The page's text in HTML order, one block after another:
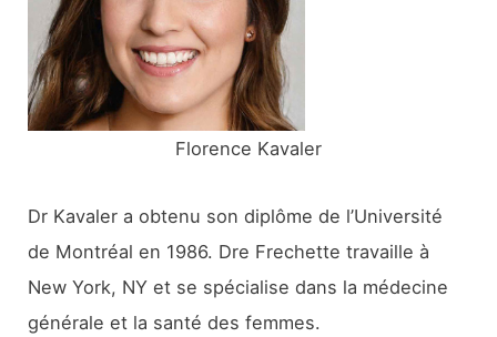
:
Florence Kavaler
Dr Kavaler a obtenu son diplôme de l’Université
de Montréal en 1986. Dre Frechette travaille à
New York, NY et se spécialise dans la médecine
générale et la santé des femmes.